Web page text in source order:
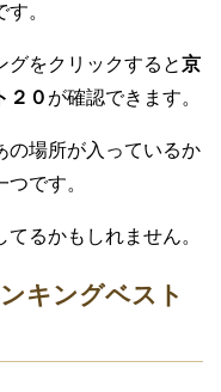
。
グをクリックすると京
２０ が確認できます。
の場所が入っているか
です。
るかもしれません。
キングベスト